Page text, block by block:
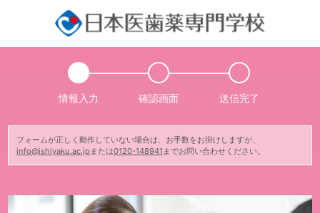
情報入力 確認画面 送信完了
フォームが正しく動作していない場合は、お手数をお掛けしますが、
info@ishiyaku.ac.jpまたは0120-148941 までお問い合わせください。